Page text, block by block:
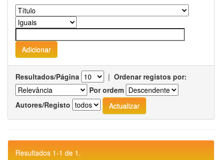
Resultados/Página | Ordenar registos por:
Por ordem
Autores/Registo
Resultados 1-1 de 1.